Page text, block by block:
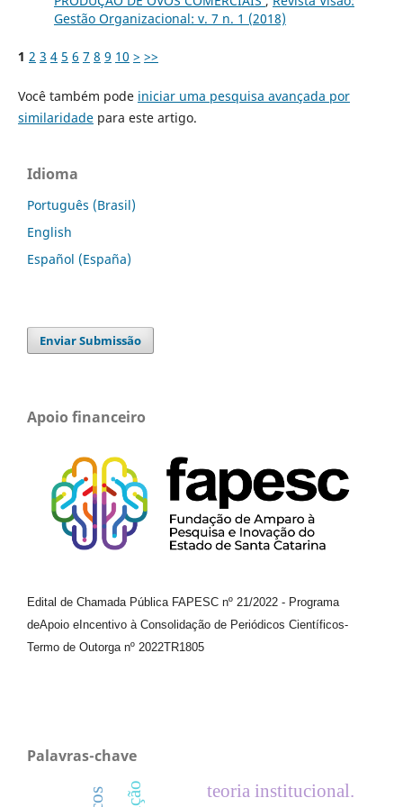
Gestão Organizacional: v. 7 n. 1 (2018)
1 2 3 4 5 6 7 8 9 10 > >>
Você também pode iniciar uma pesquisa avançada por
similaridadepara este artigo.
Idioma
Português (Brasil)
English
Español (España)
Enviar Submissão
Apoio financeiro
Edital de Chamada Pública FAPESC nº 21/2022 - Programa
deApoio e Incentivo à Consolidação de Periódicos Científicos-
Termo de Outorga nº 2022TR1805
Palavras-chave
teoria institucional.